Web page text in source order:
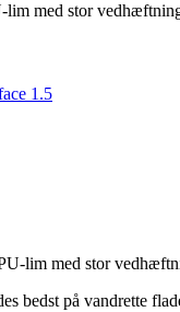
med stor
1.5
lim med stor
bedst på vandrette